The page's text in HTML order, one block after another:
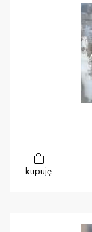
kupuję